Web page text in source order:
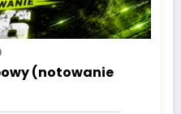
(notowanie